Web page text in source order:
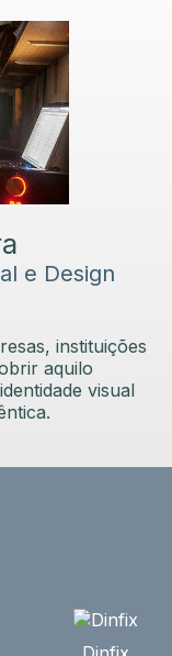
e Design
instituições
aquilo
visual